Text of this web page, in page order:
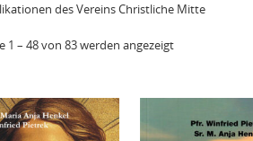
des Vereins Christliche Mitte
1 – 48 von 83 werden angezeigt